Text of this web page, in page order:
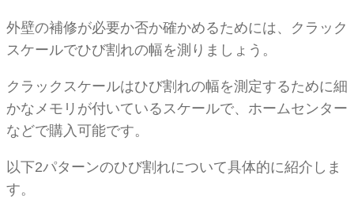
外壁の補修が必要か否か確かめるためには、クラック
スケールでひび割れの幅を測りましょう。
クラックスケールはひび割れの幅を測定するために細
かなメモリが付いているスケールで、ホームセンター
などで購入可能です。
以下2パターンのひび割れについて具体的に紹介しま
す。